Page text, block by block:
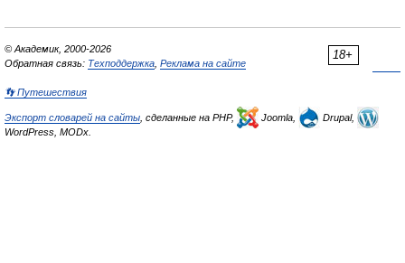
18+
© Академик, 2000-2026
Обратная связь: Техподдержка Реклама на сайте
👣 Путешествия
Экспорт словарей на сайты , сделанные на PHP, Joomla,
Drupal,
WordPress, MODx.